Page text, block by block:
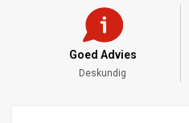
Goed Advies
Deskundig